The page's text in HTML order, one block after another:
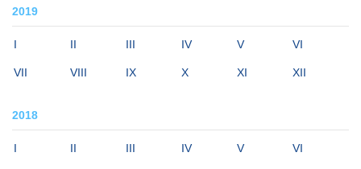
2019
I II III IV V VI
VII VIII IX X XI XII
2018
I II III IV V VI